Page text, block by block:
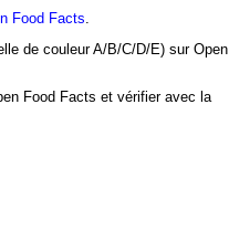
Food Facts.
de couleur A/B/C/D/E) sur Open
Food Facts et vérifier avec la